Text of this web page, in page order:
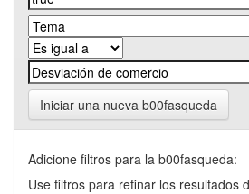
Iniciar una nueva b00fasqueda
Adicione filtros para la b00fasqueda:
Use filtros para refinar los resultados